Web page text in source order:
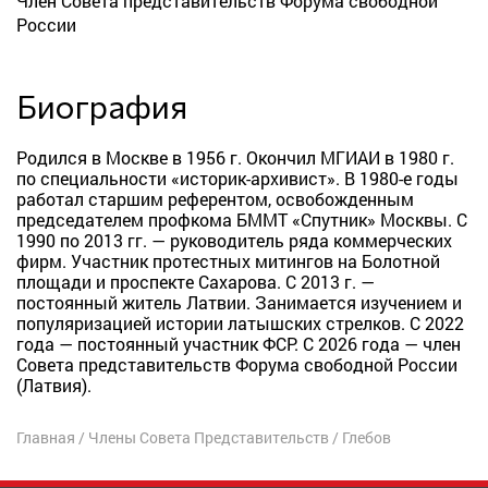
России
Биография
Родился в Москве в 1956 г. Окончил МГИАИ в 1980 г.
по специальности «историк-архивист». В 1980-е годы
работал старшим референтом, освобожденным
председателем профкома БММТ «Спутник» Москвы. С
1990 по 2013 гг. — руководитель ряда коммерческих
фирм. Участник протестных митингов на Болотной
площади и проспекте Сахарова. С 2013 г. —
постоянный житель Латвии. Занимается изучением и
популяризацией истории латышских стрелков. С 2022
года — постоянный участник ФСР. С 2026 года — член
Совета представительств Форума свободной России
(Латвия).
Главная / Члены Совета Представительств / Глебов